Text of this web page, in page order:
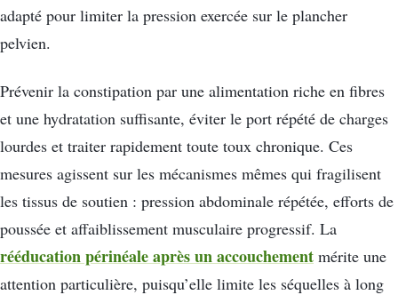
adapté pour limiter la pression exercée sur le plancher
pelvien.
Prévenir la constipation par une alimentation riche en fibres
et une hydratation suffisante, éviter le port répété de charges
lourdes et traiter rapidement toute toux chronique. Ces
mesures agissent sur les mécanismes mêmes qui fragilisent
les tissus de soutien : pression abdominale répétée, efforts de
poussée et affaiblissement musculaire progressif. La
rééducation périnéale après un accouchement mérite une
attention particulière, puisqu’elle limite les séquelles à long